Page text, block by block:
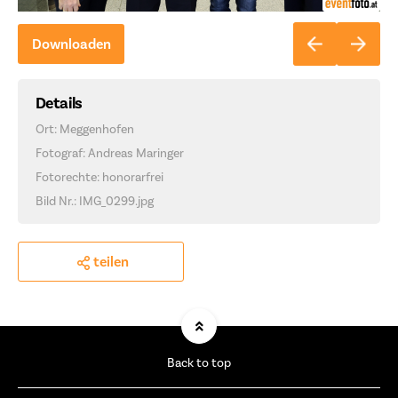
Downloaden
Details
Ort: Meggenhofen
Fotograf: Andreas Maringer
Fotorechte: honorarfrei
Bild Nr.: IMG_0299.jpg
teilen
Back to top